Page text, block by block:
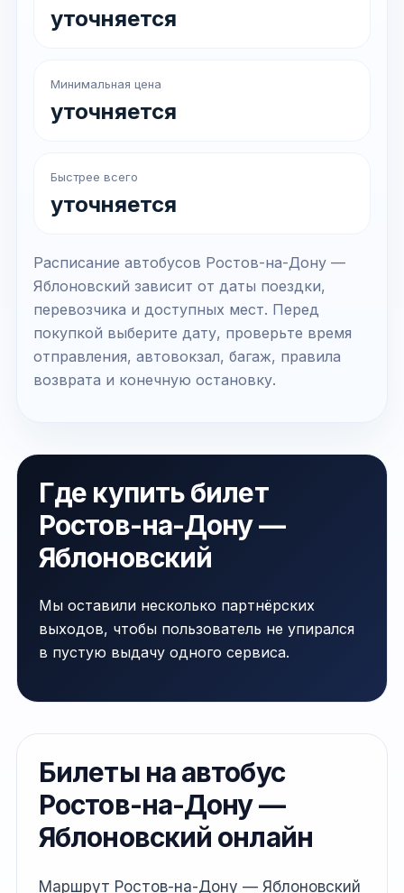
уточняется
Минимальная цена
уточняется
Быстрее всего
уточняется
Расписание автобусов Ростов-на-Дону —
Яблоновский зависит от даты поездки,
перевозчика и доступных мест. Перед
покупкой выберите дату, проверьте время
отправления, автовокзал, багаж, правила
возврата и конечную остановку.
Где купить билет
Ростов-на-Дону —
Яблоновский
Мы оставили несколько партнёрских
выходов, чтобы пользователь не упирался
в пустую выдачу одного сервиса.
Билеты на автобус
Ростов-на-Дону —
Яблоновский онлайн
Маршрут Ростов-на-Дону — Яблоновский